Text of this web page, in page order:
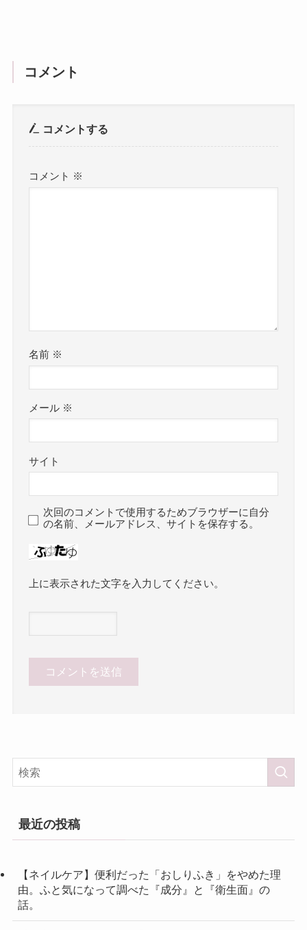
コメント
コメントする
コメント ※
名前 ※
メール ※
サイト
次回のコメントで使用するためブラウザーに自分
の名前、メールアドレス、サイトを保存する。
上に表示された文字を入力してください。
最近の投稿
【ネイルケア】便利だった「おしりふき」をやめた理
由。ふと気になって調べた『成分』と『衛生面』の
話。